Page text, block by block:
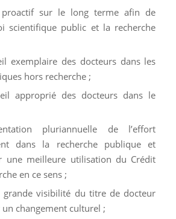
sur le long terme afin de
scientifique public et la recherche
exemplaire des docteurs dans les
hors recherche ;
approprié des docteurs dans le
pluriannuelle de l’effort
dans la recherche publique et
une meilleure utilisation du Crédit
en ce sens ;
grande visibilité du titre de docteur
un changement culturel ;